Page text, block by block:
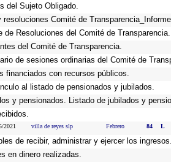
del Sujeto Obligado.
Comité de
de Resoluciones del Comité de Transparencia.
del Comité de Transparencia.
de sesiones ordinarias del Comité de
financiados con recursos públicos.
al listado de pensionados y jubilados.
y pensionados. Listado de jubilados y
2021 villa de reyes slp Febrero 84 L
de recibir, administrar y ejercer los
en dinero realizadas.